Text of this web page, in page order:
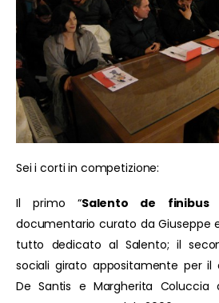
Sei i corti in competizione:
Il primo “Salento de finibus
documentario curato da Giuseppe
tutto dedicato al Salento; il
sociali girato appositamente per il
De Santis e Margherita Coluccia